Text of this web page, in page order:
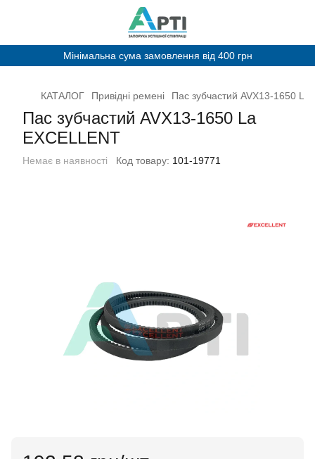
Мінімальна сума замовлення від 400 грн
КАТАЛОГ Привідні ремені Пас зубчастий AVX13-1650 La
Пас зубчастий AVX13-1650 La
EXCELLENT
Немає в наявності Код товару: 101-19771